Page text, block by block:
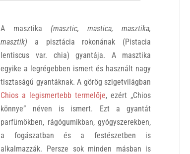
A masztika (masztic, mastica, masztika,
masztik) a pisztácia rokonának (Pistacia
lentiscus var. chia) gyantája. A masztika
egyike a legrégebben ismert és használt nagy
tisztaságú gyantáknak. A görög szigetvilágban
Chios a legismertebb termelője, ezért „Chios
könnye” néven is ismert. Ezt a gyantát
parfümökben, rágógumikban, gyógyszerekben,
a fogászatban és a festészetben is
alkalmazzák. Persze sok minden másban is